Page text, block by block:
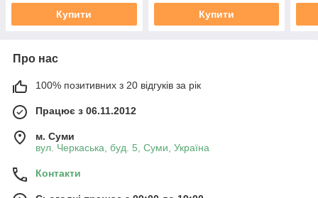
Купити Купити
Про нас
100% позитивних з 20 відгуків за рік
Працює з 06.11.2012
м. Суми
вул. Черкаська, буд. 5, Суми, Україна
Контакти